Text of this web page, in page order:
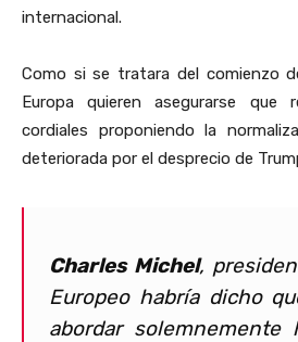
internacional.
Como si se tratara del comienzo
Europa quieren asegurarse que
cordiales proponiendo la
deteriorada por el desprecio de
Charles Michel,
Europeo habría dicho
abordar